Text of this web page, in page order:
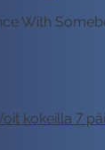
With
kokeilla 7